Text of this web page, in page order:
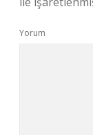
Yorum